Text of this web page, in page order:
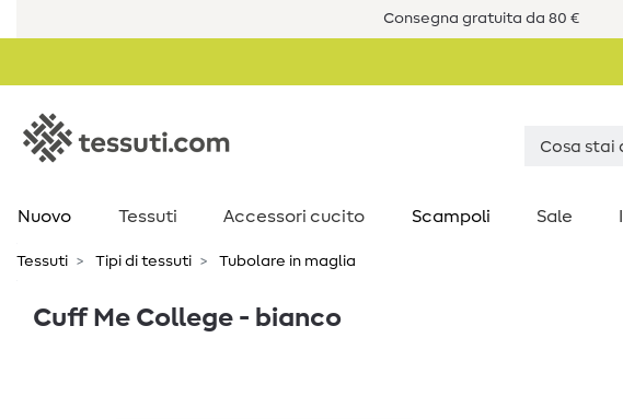
Consegna gratuita da 80 €
Nuovo Tessuti Accessori cucito Scampoli Sale
Tessuti Tipi di tessuti Tubolare in maglia
Cuff Me College - bianco